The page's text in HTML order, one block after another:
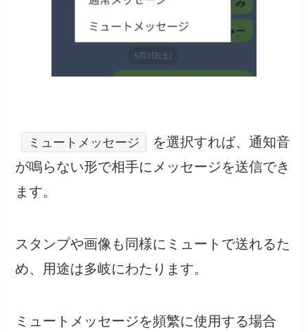
ミュートメッセージ
を選択すれば、通知音
が鳴らない形で相手にメッセージを送信でき
ます。
スタンプや画像も同様にミュートで送れるた
め、用途は多岐にわたります。
ミュートメッセージを頻繁に使用する場合